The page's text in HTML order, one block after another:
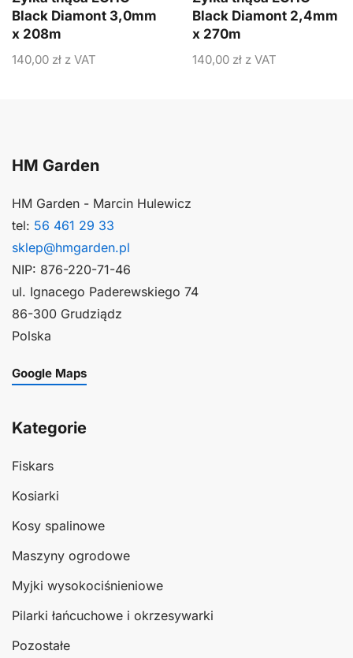
Black Diamont 3,0mm
x 208m
140,00 zł z VAT
Black Diamont 2,4mm
x 270m
140,00 zł z VAT
HM Garden
HM Garden - Marcin Hulewicz
tel: 56 461 29 33
sklep@hmgarden.pl
NIP: 876-220-71-46
ul. Ignacego Paderewskiego 74
86-300 Grudziądz
Polska
Google Maps
Kategorie
Fiskars
Kosiarki
Kosy spalinowe
Maszyny ogrodowe
Myjki wysokociśnieniowe
Pilarki łańcuchowe i okrzesywarki
Pozostałe